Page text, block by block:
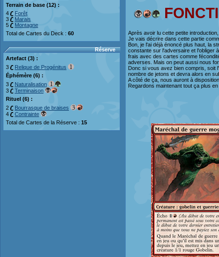
Terrain de base (12) :
4
Forêt
3
Marais
5
Montagne
Total de Cartes du Deck : 60
Réserve
Artefact (3) :
3
Relique de Progénitus
Éphémère (6) :
3
Naturalisation
3
Terminaison
Rituel (6) :
2
Bourrasque de braises
4
Contrainte
Total de Cartes de la Réserve : 15
Après avoir lu cette petite
Je vais décrire dans cette partie
Bon, je l'ai déjà énoncé plus haut, la
constante sur l'adversaire et l'obliger
frais avec des cartes comme
adverses. Mais on peut aussi nous
Donc si vous avez bien compris, soit
nombre de jetons et devra alors en
A côté de ça, nous auront à
Regardons maintenant tout ça plus en